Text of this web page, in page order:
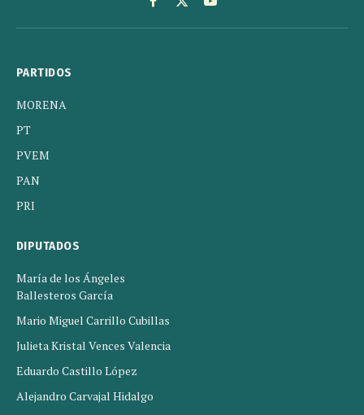
Facebook
X
(Twitter)
YouTube
PARTIDOS
MORENA
PT
PVEM
PAN
PRI
DIPUTADOS
María de los Ángeles
Ballesteros García
Mario Miguel Carrillo Cubillas
Julieta Kristal Vences Valencia
Eduardo Castillo López
Alejandro Carvajal Hidalgo